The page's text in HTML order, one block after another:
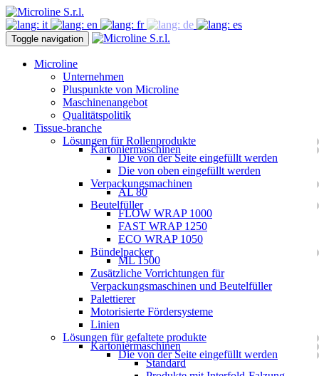
Toggle navigation
Microline
Unternehmen
Pluspunkte von Microline
Maschinenangebot
Qualitätspolitik
Tissue-branche
Lösungen für Rollenprodukte
Kartoniermaschinen
Die von der Seite eingefüllt werden
Die von oben eingefüllt werden
Verpackungsmachinen
AL 80
Beutelfüller
FLOW WRAP 1000
FAST WRAP 1250
ECO WRAP 1050
Bündelpacker
ML 1500
Zusätzliche Vorrichtungen für
Verpackungsmaschinen und Beutelfüller
Palettierer
Motorisierte Fördersysteme
Linien
Lösungen für gefaltete produkte
Kartoniermaschinen
Die von der Seite eingefüllt werden
Standard